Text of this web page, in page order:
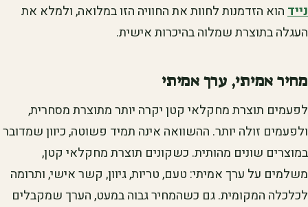
ניידהוא הזדמנות לחוות את החוויה הזו במלואה, ולמלא את
העגלה בתוצרת שמלוה בהיכרות אישית.
מחיר אמיתי, ערך אמיתי
לפעמים תוצרת מחקלאי קטן יקרה יותר מתוצרת מסחרית,
ולפעמים זולה יותר. ההשוואה אינה תמיד פשוטה, כיוון שמדובר
במוצרים שונים מהותית. כשקונים תוצרת מחקלאי קטן,
משלמים על ערך אמיתי: טעם, טריות, גיוון, קשר אישי, ותרומה
לכלכלה המקומית. גם כשהמחיר גבוה במעט, הערך שמקבלים